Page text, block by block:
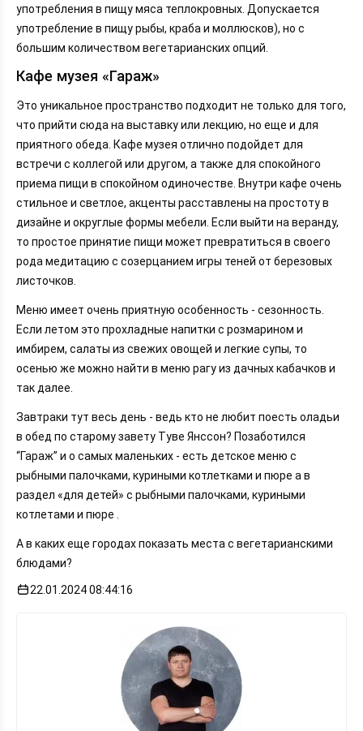
употребления в пищу мяса теплокровных. Допускается
употребление в пищу рыбы, краба и моллюсков), но с
большим количеством вегетарианских опций.
Кафе музея «Гараж»
Это уникальное пространство подходит не только для того,
что прийти сюда на выставку или лекцию, но еще и для
приятного обеда. Кафе музея отлично подойдет для
встречи с коллегой или другом, а также для спокойного
приема пищи в спокойном одиночестве. Внутри кафе очень
стильное и светлое, акценты расставлены на простоту в
дизайне и округлые формы мебели. Если выйти на веранду,
то простое принятие пищи может превратиться в своего
рода медитацию с созерцанием игры теней от березовых
листочков.
Меню имеет очень приятную особенность - сезонность.
Если летом это прохладные напитки с розмарином и
имбирем, салаты из свежих овощей и легкие супы, то
осенью же можно найти в меню рагу из дачных кабачков и
так далее.
Завтраки тут весь день - ведь кто не любит поесть оладьи
в обед по старому завету Туве Янссон? Позаботился
“Гараж” и о самых маленьких - есть детское меню с
рыбными палочками, куриными котлетками и пюре а в
раздел «для детей» с рыбными палочками, куриными
котлетами и пюре .
А в каких еще городах показать места с вегетарианскими
блюдами?
22.01.2024 08:44:16